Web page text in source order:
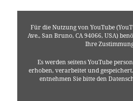
Für die Nutzung von YouTube
Ave., San Bruno, CA 94066, USA)
Ihre
Es werden seitens YouTube
erhoben, verarbeitet und
entnehmen Sie bitte den